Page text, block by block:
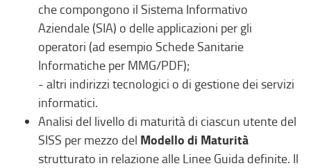
che compongono il Sistema Informativo
Aziendale (SIA) o delle applicazioni per gli
operatori (ad esempio Schede Sanitarie
Informatiche per MMG/PDF);
- altri indirizzi tecnologici o di gestione dei servizi
informatici.
Analisi del livello di maturità di ciascun utente del
SISS per mezzo del Modello di Maturità
strutturato in relazione alle Linee Guida definite. Il